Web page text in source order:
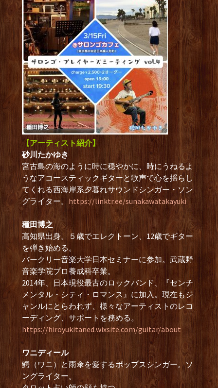
【アーティスト紹介】
砂川たかゆき
宮古島の海のように時に穏やかに、時にうねるよ
うなアコースティックギターと歌声で心を揺らし
てくれる西海岸系夕暮れサウンドシンガー・ソン
グライター。 https://linktr.ee/sunakawatakayuki
種田博之
高知県出身。５歳でエレクトーン、12歳でギター
を弾き始める。
バークリー音楽大学日本セミナーに参加。武蔵野
音楽学院プロ養成科卒業。
2014年、日本現役最古のロックバンド、『センチ
メンタル・シティ・ロマンス』に加入。現在もジ
ャンルにとらわれず、様々なアーティストのレコ
ーディング、サポートを務める。
https://hiroyukitaned.wixsite.com/guitar/about
ワニディール
鰐（ワニ）と雨傘を愛するポップスシンガー。ソ
ングライター。